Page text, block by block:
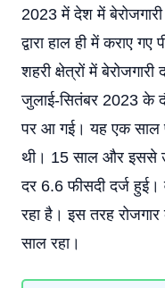
2023 में देश में
द्वारा हाल ही में कराए
शहरी क्षेत्रों में
जुलाई-सितंबर 2023 के
पर आ गई। यह एक साल
थी। 15 साल और इससे
दर 6.6 फीसदी दर्ज हुई।
रहा है। इस तरह
साल रहा।